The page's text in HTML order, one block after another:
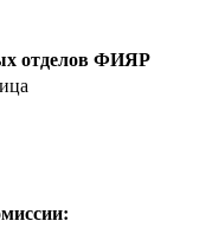
отделов ФИЯР